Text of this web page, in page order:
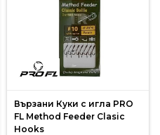
Вързани Куки с игла PRO
FL Method Feeder Clasic
Hooks